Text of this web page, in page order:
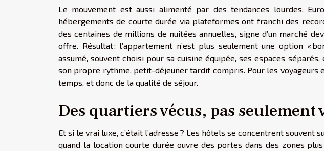
Le mouvement est aussi alimenté par des tendances lourdes.
hébergements de courte durée via plateformes ont franchi des
des centaines de millions de nuitées annuelles, signe d’un marché
offre. Résultat : l’appartement n’est plus seulement une option «
assumé, souvent choisi pour sa cuisine équipée, ses espaces
son propre rythme, petit-déjeuner tardif compris. Pour les voyageurs
temps, et donc de la qualité de séjour.
Des quartiers vécus, pas seulement
Et si le vrai luxe, c’était l’adresse ? Les hôtels se concentrent souvent
quand la location courte durée ouvre des portes dans des zones